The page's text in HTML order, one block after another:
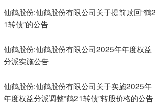
仙鹤股份:仙鹤股份有限公司关于提前赎回“鹤2
1转债”的公告
仙鹤股份:仙鹤股份有限公司2025年年度权益
分派实施公告
仙鹤股份:仙鹤股份有限公司关于实施2025年
年度权益分派调整“鹤21转债”转股价格的公告